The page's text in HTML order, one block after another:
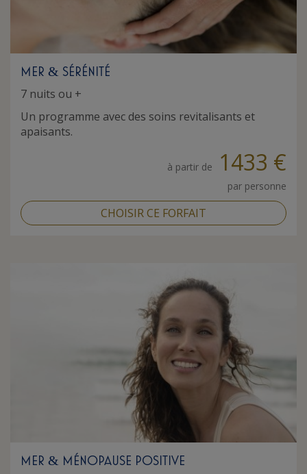
MER & SÉRÉNITÉ
7 nuits ou +
Un programme avec des soins revitalisants et
apaisants.
à partir de 1433 €
par personne
CHOISIR CE FORFAIT
MER & MÉNOPAUSE POSITIVE